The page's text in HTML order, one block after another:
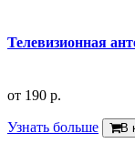
Телевизионная
от 190 р.
Узнать больше В